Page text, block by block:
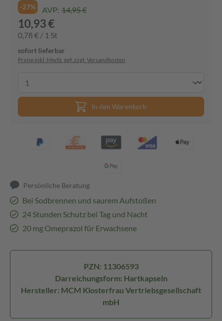
-27% AVP: 14,95 €
10,93 €
0,78 € / 1 St
sofort lieferbar
Preise inkl. MwSt. ggf. zzgl. Versandkosten
In den Warenkorb
Persönliche Beratung
Bei Sodbrennen und saurem Aufstoßen
24 Stunden Schutz bei Tag und Nacht
20 mg Omeprazol für Erwachsene
PZN: 11306593
Darreichungsform: Hartkapseln
Hersteller: MCM Klosterfrau Vertriebsgesellschaft
mbH